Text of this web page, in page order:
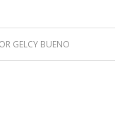
GELCY BUENO